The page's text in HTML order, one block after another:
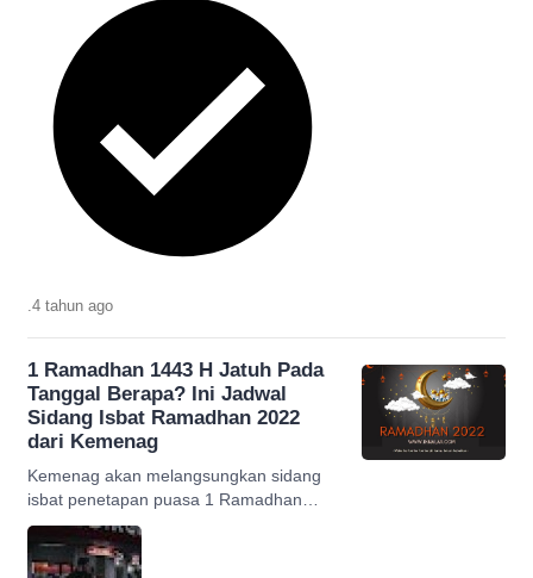
.4 tahun ago
1 Ramadhan 1443 H Jatuh Pada
Tanggal Berapa? Ini Jadwal
Sidang Isbat Ramadhan 2022
dari Kemenag
Kemenag akan melangsungkan sidang
isbat penetapan puasa 1 Ramadhan
1443 H/2022 M pada tanggal 1 April
2022. Berikut tahapan lengkapnya.